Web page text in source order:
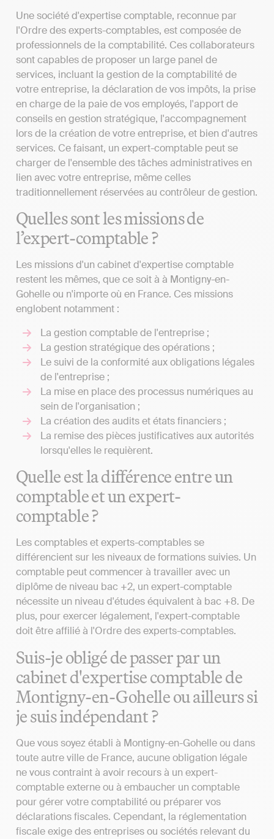
Une société d'expertise comptable, reconnue par
l'Ordre des experts-comptables, est composée de
professionnels de la comptabilité. Ces collaborateurs
sont capables de proposer un large panel de
services, incluant la gestion de la comptabilité de
votre entreprise, la déclaration de vos impôts, la prise
en charge de la paie de vos employés, l'apport de
conseils en gestion stratégique, l'accompagnement
lors de la création de votre entreprise, et bien d'autres
services. Ce faisant, un expert-comptable peut se
charger de l'ensemble des tâches administratives en
lien avec votre entreprise, même celles
traditionnellement réservées au contrôleur de gestion.
Quelles sont les missions de
l’expert-comptable ?
Les missions d'un cabinet d'expertise comptable
restent les mêmes, que ce soit à à Montigny-en-
Gohelle ou n'importe où en France. Ces missions
englobent notamment :
La gestion comptable de l'entreprise ;
La gestion stratégique des opérations ;
Le suivi de la conformité aux obligations légales
de l'entreprise ;
La mise en place des processus numériques au
sein de l'organisation ;
La création des audits et états financiers ;
La remise des pièces justificatives aux autorités
lorsqu'elles le requièrent.
Quelle est la différence entre un
comptable et un expert-
comptable ?
Les comptables et experts-comptables se
différencient sur les niveaux de formations suivies. Un
comptable peut commencer à travailler avec un
diplôme de niveau bac +2, un expert-comptable
nécessite un niveau d'études équivalent à bac +8. De
plus, pour exercer légalement, l'expert-comptable
doit être affilié à l'Ordre des experts-comptables.
Suis-je obligé de passer par un
cabinet d'expertise comptable de
Montigny-en-Gohelle ou ailleurs si
je suis indépendant ?
Que vous soyez établi à Montigny-en-Gohelle ou dans
toute autre ville de France, aucune obligation légale
ne vous contraint à avoir recours à un expert-
comptable externe ou à embaucher un comptable
pour gérer votre comptabilité ou préparer vos
déclarations fiscales. Cependant, la réglementation
fiscale exige des entreprises ou sociétés relevant du